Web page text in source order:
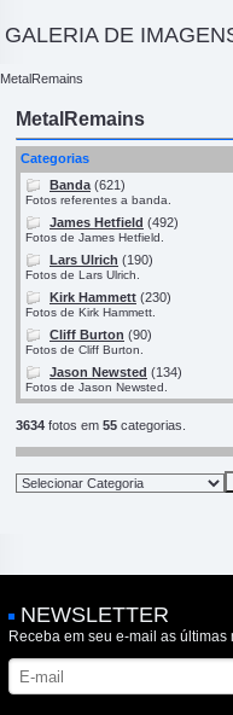
GALERIA DE
MetalRemains
MetalRemains
Categorias
Banda (621)
Fotos referentes a banda.
James Hetfield (492)
Fotos de James Hetfield.
Lars Ulrich (190)
Fotos de Lars Ulrich.
Kirk Hammett (230)
Fotos de Kirk Hammett.
Cliff Burton (90)
Fotos de Cliff Burton.
Jason Newsted (134)
Fotos de Jason Newsted.
3634 fotos em 55 categorias.
NEWSLETTER
Receba em seu e-mail as